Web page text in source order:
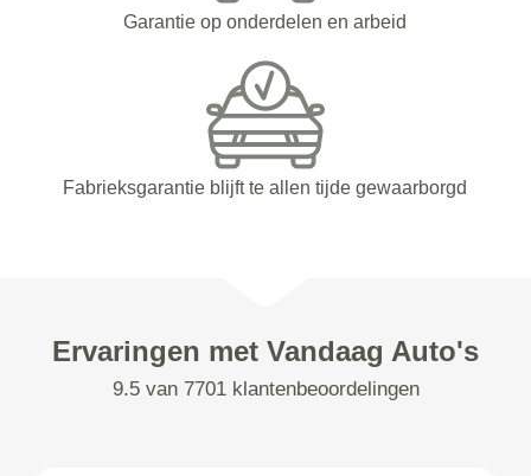
Garantie op onderdelen en arbeid
Fabrieksgarantie blijft te allen tijde gewaarborgd
Ervaringen met Vandaag Auto's
9.5 van 7701 klantenbeoordelingen